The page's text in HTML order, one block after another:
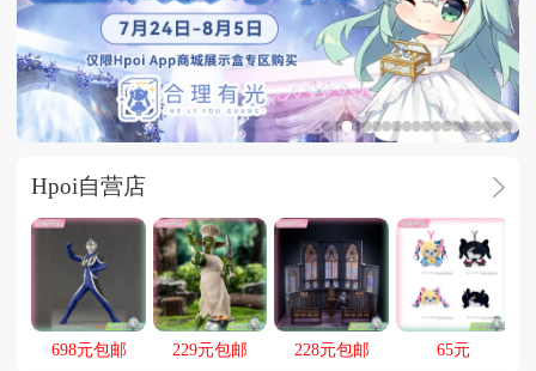
【Hpoi】盒藏好
物活动
Hpoi自营店
698元包邮 229元包邮 228元包邮 65元